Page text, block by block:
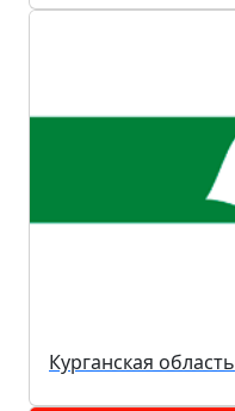
Курганская область